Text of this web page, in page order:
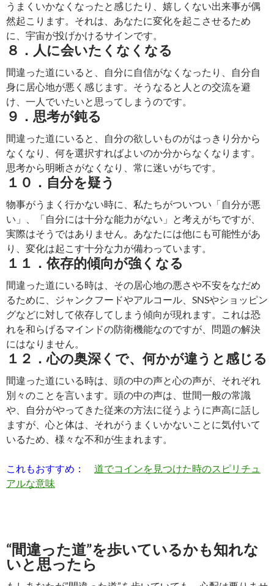
うまくいかなくなったと感じたり、嬉しくない出来事が偶
然起こります。それは、あなたに変化を起こさせるため
に、宇宙が投げかけるサインです。
８．人に会いたくなくなる
間違った道にいると、自分に自信がなくなったり、自分自
身に居心地が悪く感じます。そうなると人との交流を避
け、一人でいたいと思ってしまうのです。
９．思考が鈍る
間違った道にいると、自分の欲しいものがはっきり分から
なくなり、何を選択すればよいのか分からなくなります。
思考から明晰さがなくなり、常に迷いがちです。
１０．自分を疑う
物事がうまく行かない時に、私たちがついつい「自分が悪
い」、「自分には十分な能力がない」と考えがちですが、
実際はそうではありません。あなたには他にも可能性があ
り、変化は起こす十分な力が備わっています。
１１．依存的傾向が強くなる
間違った道にいる時は、その居心地の悪さや不安をなだめ
るために、ジャンクフードやアルコール、SNSやショッピン
グなどに対して依存してしまう傾向が現れます。これは恐
れを和らげるマインドの防衛機能なのですが、問題の解決
にはなりません。
１２．心の奥深くで、何かが違うと感じる
間違った道にいる時は、頭の中の声と心の声が、それぞれ
別々のことを言います。頭の中の声は、世間一般の常識
や、自分がやってきた従来の方法に従うように声高に話し
ますが、心と体は、それがうまくいかないことに気付いて
いるため、様々な不和が生まれます。
これもおすすめ：
道でコインを見つけた時のスピリチュ
アルな意味
“間違った道”を歩いているかも知れな
いと思ったら